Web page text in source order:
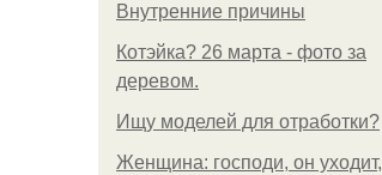
Внутренние причины
Котэйка? 26 марта - фото за
деревом.
Ищу моделей для отработки?
Женщина: господи, он уходит,